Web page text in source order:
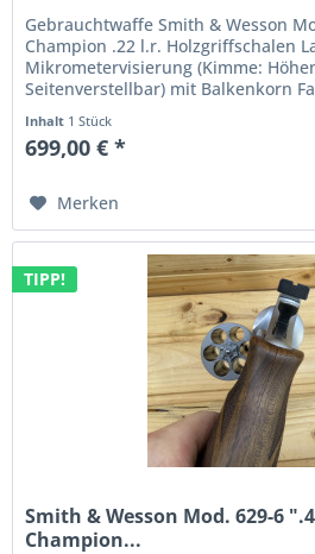
Gebrauchtwaffe Smith & Wesson
Champion .22 l.r. Holzgriffschalen
Mikrometervisierung (Kimme:
Seitenverstellbar) mit Balkenkorn
Inhalt 1 Stück
699,00 € *
Merken
TIPP!
Smith & Wesson Mod. 629-6
Champion...